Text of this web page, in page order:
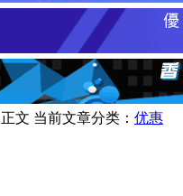
正文 当前文章分类： 优惠